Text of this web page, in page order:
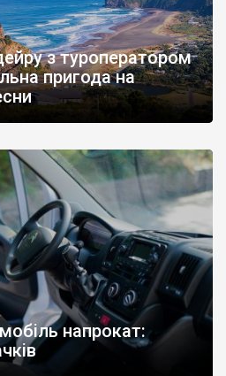
з туроператором
пригода на
напрокат: